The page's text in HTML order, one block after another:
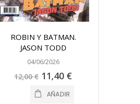
ROBIN Y BATMAN.
JASON TODD
04/06/2026
12,00 € Precio
especial
11,40 €
AÑADIR